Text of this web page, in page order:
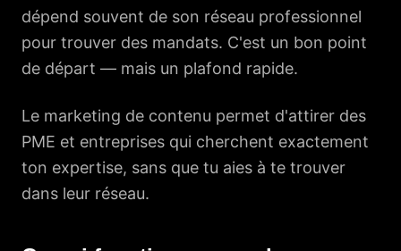
dépend souvent de son réseau professionnel
pour trouver des mandats. C'est un bon point
de départ — mais un plafond rapide.
Le marketing de contenu permet d'attirer des
PME et entreprises qui cherchent exactement
ton expertise, sans que tu aies à te trouver
dans leur réseau.